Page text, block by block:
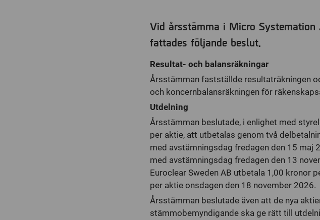
Vid årsstämma i Micro Systemation
fattades följande beslut.
Resultat- och balansräkningar
Årsstämman fastställde resultaträkningen
och koncernbalansräkningen för
Utdelning
Årsstämman beslutade, i enlighet med
per aktie, att utbetalas genom två
med avstämningsdag fredagen den 15 maj
med avstämningsdag fredagen den 13
Euroclear Sweden AB utbetala 1,00 kronor
per aktie onsdagen den 18 november 2026.
Årsstämman beslutade även att de nya
stämmobemyndigande ska ge rätt till